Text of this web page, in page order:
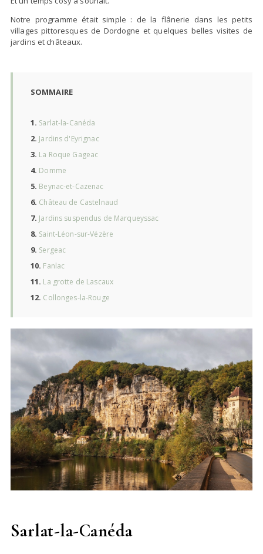
Notre programme était simple : de la flânerie dans les petits
villages pittoresques de Dordogne et quelques belles visites de
jardins et châteaux.
SOMMAIRE
1. Sarlat-la-Canéda
2. Jardins d'Eyrignac
3. La Roque Gageac
4. Domme
5. Beynac-et-Cazenac
6. Château de Castelnaud
7. Jardins suspendus de Marqueyssac
8. Saint-Léon-sur-Vézère
9. Sergeac
10. Fanlac
11. La grotte de Lascaux
12. Collonges-la-Rouge
Sarlat-la-Canéda